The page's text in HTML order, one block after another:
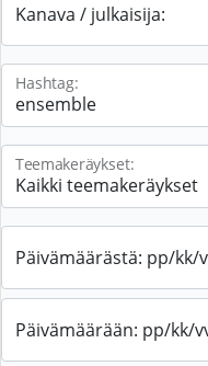
Kanava / julkaisija:
Hashtag:
Teemakeräykset:
Päivämäärästä: pp/kk/
Päivämäärään: pp/kk/